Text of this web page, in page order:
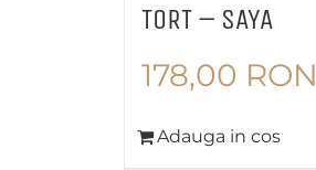
TORT – SAYA
178,00 RON
Adauga in cos